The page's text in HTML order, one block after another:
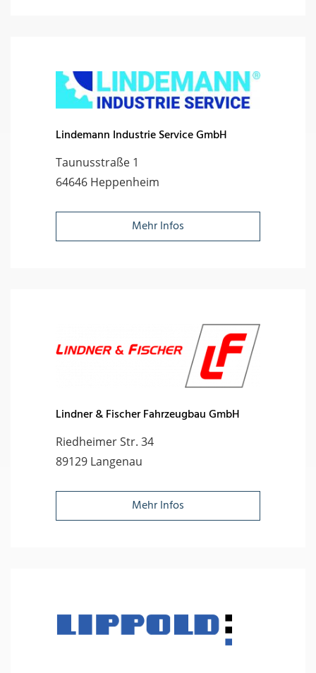
Lindemann Industrie Service GmbH
Taunusstraße 1
64646 Heppenheim
Mehr Infos
Lindner & Fischer Fahrzeugbau GmbH
Riedheimer Str. 34
89129 Langenau
Mehr Infos